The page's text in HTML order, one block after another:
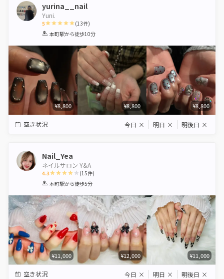
yurina__nail
Yuni.
5
1 2 3 4 5
(13件)
本町駅から徒歩10分
¥8,800 ¥8,800 ¥8,800
空き状況 今日 × 明日 × 明後日 ×
Nail_Yea
ネイルサロン Y&A
4.3
1 2 3 4 5
(15件)
本町駅から徒歩5分
¥11,000 ¥12,000 ¥11,000
空き状況 今日 × 明日 × 明後日 ×